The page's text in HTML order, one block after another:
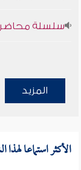
سلسلة محاضرات
المزيد
الأكثر استماعا لهذا